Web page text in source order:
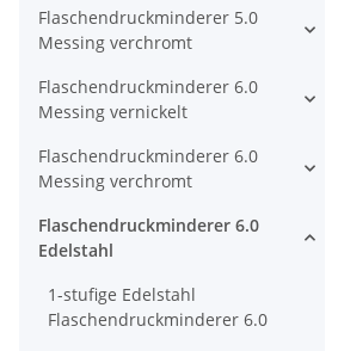
Flaschendruckminderer 5.0
Messing verchromt
Flaschendruckminderer 6.0
Messing vernickelt
Flaschendruckminderer 6.0
Messing verchromt
Flaschendruckminderer 6.0
Edelstahl
1-stufige Edelstahl
Flaschendruckminderer 6.0